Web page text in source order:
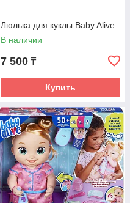
Люлька для куклы Baby Alive
В наличии
7 500 ₸
Купить